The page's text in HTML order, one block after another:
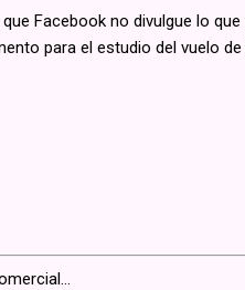
Facebook no divulgue lo
para el estudio del vuelo